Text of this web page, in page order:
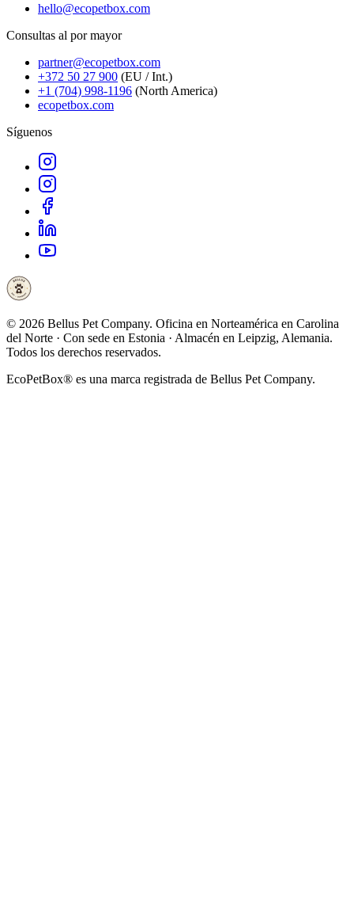
hello@ecopetbox.com
Consultas al por mayor
partner@ecopetbox.com
+372 50 27 900 (EU / Int.)
+1 (704) 998-1196 (North America)
ecopetbox.com
Síguenos
© 2026 Bellus Pet Company. Oficina en Norteamérica en Carolina
del Norte · Con sede en Estonia · Almacén en Leipzig, Alemania.
Todos los derechos reservados.
EcoPetBox® es una marca registrada de Bellus Pet Company.